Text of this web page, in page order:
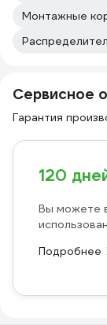
Монтажные
Сервисное
Гарантия
120
Вы можете
использован
Подробнее